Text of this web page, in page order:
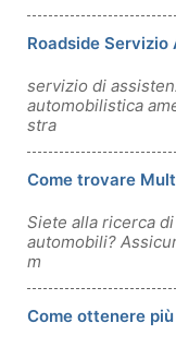
Roadside Servizio
servizio di
automobilistica
stra
Come trovare
Siete alla ricerca
automobili?
m
Come ottenere